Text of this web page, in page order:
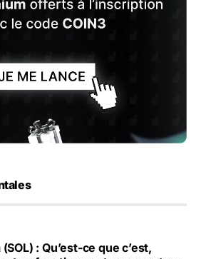
: Qu’est-ce que c’est,